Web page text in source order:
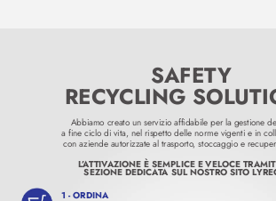
L’ATTIVAZIONE È SEMPLICE E VELOCE
SEZIONE DEDICATA SUL NOSTRO SITO L
SAFETY
RECYCLING
Abbiamo creato un servizio affidabile per la gestione
a fine ciclo di vita, nel rispetto delle norme vigenti e in
con aziende autorizzate al trasporto, stoccaggio e
1 - ORDINA